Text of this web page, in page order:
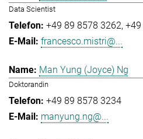
Data Scientist
+49 89 8578 3262 +49
francesco.mistri@...
Man Yung (Joyce) Ng
Doktorandin
+49 89 8578 3234
manyung.ng@...